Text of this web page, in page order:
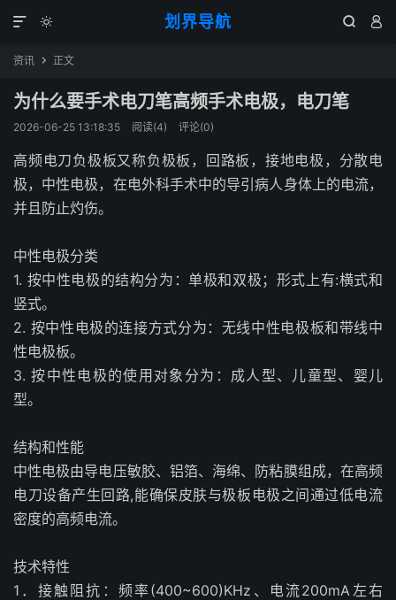
划界导航
  

资讯  正文
为什么要手术电刀笔高频手术电极，电刀笔
2026-06-25 13:18:35 阅读(4) 评论(0)
高频电刀负极板又称负极板，回路板，接地电极，分散电
极，中性电极，在电外科手术中的导引病人身体上的电流，
并且防止灼伤。
中性电极分类
1. 按中性电极的结构分为：单极和双极；形式上有:横式和
竖式。
2. 按中性电极的连接方式分为：无线中性电极板和带线中
性电极板。
3. 按中性电极的使用对象分为：成人型、儿童型、婴儿
型。
结构和性能
中性电极由导电压敏胶、铝箔、海绵、防粘膜组成，在高频
电刀设备产生回路,能确保皮肤与极板电极之间通过低电流
密度的高频电流。
技术特性
1．接触阻抗：频率(400~600)KHz、电流200mA左右